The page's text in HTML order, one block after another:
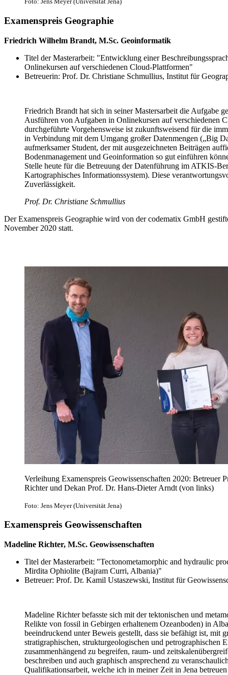
Examenspreis Geographie
Friedrich Wilhelm Brandt, M.Sc. Geoinformatik
Titel der Masterarbeit: "Entwicklung einer
Onlinekursen auf verschiedenen Cloud-Plattformen"
Betreuerin: Prof. Dr. Christiane Schmullius, Institut für
Friedrich Brandt hat sich in seiner Mastersarbeit die Aufgabe
Ausführen von Aufgaben in Onlinekursen auf verschiedenen
durchgeführte Vorgehensweise ist zukunftsweisend für die
in Verbindung mit dem Umgang großer Datenmengen („Big
aufmerksamer Student, der mit ausgezeichneten Beiträgen
Bodenmanagement und Geoinformation so gut einführen
Stelle heute für die Betreuung der Datenführung im ATKIS-
Kartographisches Informationssystem). Diese
Zuverlässigkeit.
Prof. Dr. Christiane Schmullius
Der Examenspreis Geographie wird von der codematix GmbH
November 2020 statt.
Verleihung Examenspreis Geowissenschaften 2020:
Richter und Dekan Prof. Dr. Hans-Dieter Arndt (von links)
Foto: Jens Meyer (Universität Jena)
Examenspreis Geowissenschaften
Madeline Richter, M.Sc. Geowissenschaften
Titel der Masterarbeit: "Tectonometamorphic and hydraulic
Mirdita Ophiolite (Bajram Curri, Albania)"
Betreuer: Prof. Dr. Kamil Ustaszewski, Institut für
Madeline Richter befasste sich mit der tektonischen und
Relikte von fossil in Gebirgen erhaltenem Ozeanboden) in
beeindruckend unter Beweis gestellt, dass sie befähigt ist, mit
stratigraphischen, strukturgeologischen und petrographischen
zusammenhängend zu begreifen, raum- und
beschreiben und auch graphisch ansprechend zu
Qualifikationsarbeit, welche ich in meiner Zeit in Jena